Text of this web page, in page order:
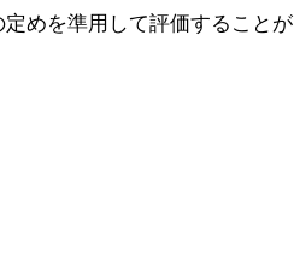
めを準用して評価することが